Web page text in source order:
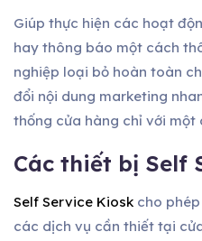
Giúp thực hiện các hoạt
hay thông báo một cách
nghiệp loại bỏ hoàn toàn
đổi nội dung marketing
thống cửa hàng chỉ với một
Các thiết bị Self
Self Service Kiosk cho
các dịch vụ cần thiết tại